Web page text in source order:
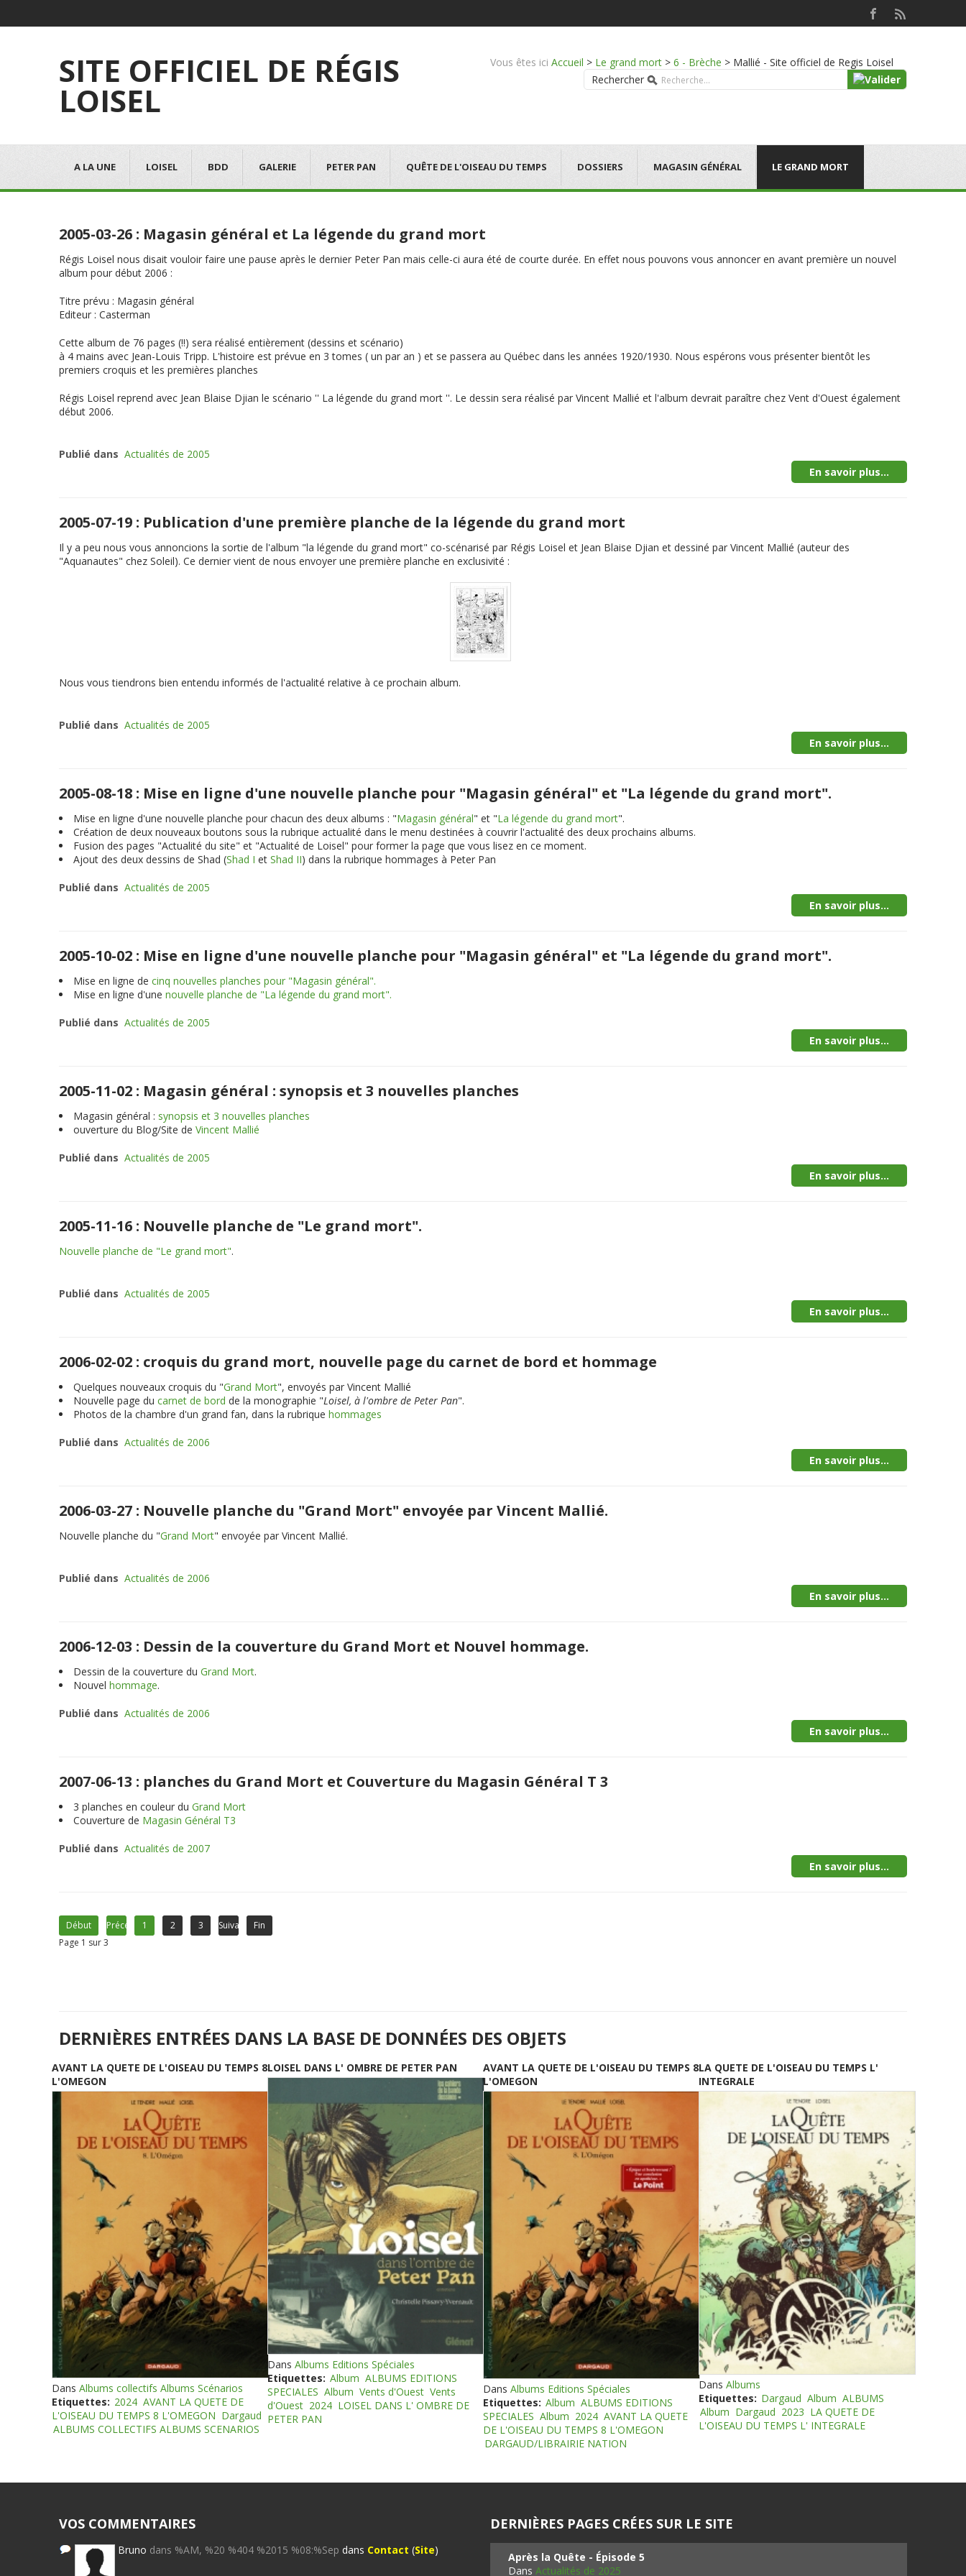
SITE OFFICIEL DE RÉGIS
LOISEL
Vous êtes ici Accueil > Le grand mort > 6 - Brèche > Mallié - Site officiel de Regis Loisel
Rechercher
A LA UNE LOISEL BDD GALERIE PETER PAN QUÊTE DE L'OISEAU DU TEMPS DOSSIERS MAGASIN GÉNÉRAL LE GRAND MORT
2005-03-26 : Magasin général et La légende du grand mort
Régis Loisel nous disait vouloir faire une pause après le dernier Peter Pan mais celle-ci aura été de courte durée. En effet nous pouvons vous annoncer en avant première un nouvel
album pour début 2006 :
Titre prévu : Magasin général
Editeur : Casterman
Cette album de 76 pages (!!) sera réalisé entièrement (dessins et scénario)
à 4 mains avec Jean-Louis Tripp. L'histoire est prévue en 3 tomes ( un par an ) et se passera au Québec dans les années 1920/1930. Nous espérons vous présenter bientôt les
premiers croquis et les premières planches
Régis Loisel reprend avec Jean Blaise Djian le scénario '' La légende du grand mort ''. Le dessin sera réalisé par Vincent Mallié et l'album devrait paraître chez Vent d'Ouest également
début 2006.
Publié dans Actualités de 2005
En savoir plus...
2005-07-19 : Publication d'une première planche de la légende du grand mort
Il y a peu nous vous annoncions la sortie de l'album "la légende du grand mort" co-scénarisé par Régis Loisel et Jean Blaise Djian et dessiné par Vincent Mallié (auteur des
"Aquanautes" chez Soleil). Ce dernier vient de nous envoyer une première planche en exclusivité :
Nous vous tiendrons bien entendu informés de l'actualité relative à ce prochain album.
Publié dans Actualités de 2005
En savoir plus...
2005-08-18 : Mise en ligne d'une nouvelle planche pour "Magasin général" et "La légende du grand mort".
Mise en ligne d'une nouvelle planche pour chacun des deux albums : "Magasin général" et "La légende du grand mort".
Création de deux nouveaux boutons sous la rubrique actualité dans le menu destinées à couvrir l'actualité des deux prochains albums.
Fusion des pages "Actualité du site" et "Actualité de Loisel" pour former la page que vous lisez en ce moment.
Ajout des deux dessins de Shad (Shad I et Shad II) dans la rubrique hommages à Peter Pan
Publié dans Actualités de 2005
En savoir plus...
2005-10-02 : Mise en ligne d'une nouvelle planche pour "Magasin général" et "La légende du grand mort".
Mise en ligne de cinq nouvelles planches pour "Magasin général".
Mise en ligne d'une nouvelle planche de "La légende du grand mort".
Publié dans Actualités de 2005
En savoir plus...
2005-11-02 : Magasin général : synopsis et 3 nouvelles planches
Magasin général : synopsis et 3 nouvelles planches
ouverture du Blog/Site de Vincent Mallié
Publié dans Actualités de 2005
En savoir plus...
2005-11-16 : Nouvelle planche de "Le grand mort".
Nouvelle planche de "Le grand mort".
Publié dans Actualités de 2005
En savoir plus...
2006-02-02 : croquis du grand mort, nouvelle page du carnet de bord et hommage
Quelques nouveaux croquis du "Grand Mort", envoyés par Vincent Mallié
Nouvelle page du carnet de bord de la monographie "Loisel, à l'ombre de Peter Pan".
Photos de la chambre d'un grand fan, dans la rubrique hommages
Publié dans Actualités de 2006
En savoir plus...
2006-03-27 : Nouvelle planche du "Grand Mort" envoyée par Vincent Mallié.
Nouvelle planche du "Grand Mort" envoyée par Vincent Mallié.
Publié dans Actualités de 2006
En savoir plus...
2006-12-03 : Dessin de la couverture du Grand Mort et Nouvel hommage.
Dessin de la couverture du Grand Mort.
Nouvel hommage.
Publié dans Actualités de 2006
En savoir plus...
2007-06-13 : planches du Grand Mort et Couverture du Magasin Général T 3
3 planches en couleur du Grand Mort
Couverture de Magasin Général T3
Publié dans Actualités de 2007
En savoir plus...
Début Précédent1 2 3 Suivant
Fin
Page 1 sur 3
DERNIÈRES ENTRÉES DANS LA BASE DE DONNÉES DES OBJETS
AVANT LA QUETE DE L'OISEAU DU TEMPS 8
L'OMEGON
Dans Albums collectifs Albums Scénarios
Etiquettes: 2024 AVANT LA QUETE DE
L'OISEAU DU TEMPS 8 L'OMEGON Dargaud
ALBUMS COLLECTIFS ALBUMS SCENARIOS
LOISEL DANS L' OMBRE DE PETER PAN
Dans Albums Editions Spéciales
Etiquettes: Album ALBUMS EDITIONS
SPECIALES Album Vents d'Ouest Vents
d'Ouest 2024 LOISEL DANS L' OMBRE DE
PETER PAN
AVANT LA QUETE DE L'OISEAU DU TEMPS 8
L'OMEGON
Dans Albums Editions Spéciales
Etiquettes: Album ALBUMS EDITIONS
SPECIALES Album 2024 AVANT LA QUETE
DE L'OISEAU DU TEMPS 8 L'OMEGON
DARGAUD/LIBRAIRIE NATION
LA QUETE DE L'OISEAU DU TEMPS L'
INTEGRALE
Dans Albums
Etiquettes: Dargaud Album ALBUMS
Album Dargaud 2023 LA QUETE DE
L'OISEAU DU TEMPS L' INTEGRALE
VOS COMMENTAIRES
Bruno dans %AM, %20 %404 %2015 %08:%Sep dans Contact (Site)
DERNIÈRES PAGES CRÉES SUR LE SITE
Après la Quête - Épisode 5
Dans Actualités de 2025